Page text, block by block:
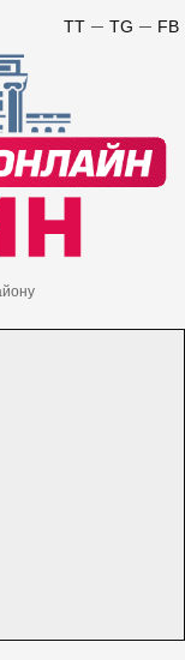
FB
TG
TT